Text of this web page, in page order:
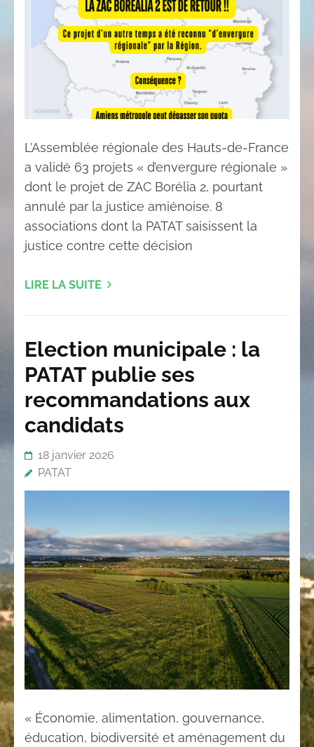
L’Assemblée régionale des Hauts-de-France
a validé 63 projets « d’envergure régionale »
dont le projet de ZAC Borélia 2, pourtant
annulé par la justice amiénoise. 8
associations dont la PATAT saisissent la
justice contre cette décision
LIRE LA SUITE
Election municipale : la
PATAT publie ses
recommandations aux
candidats
18 janvier 2026
PATAT
« Économie, alimentation, gouvernance,
éducation, biodiversité et aménagement du